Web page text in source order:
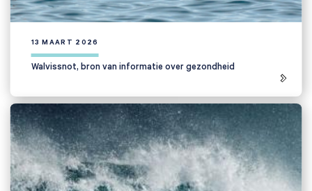
Anderen zochten ook
13 MAART 2026
Walvissnot, bron van informatie over gezondheid